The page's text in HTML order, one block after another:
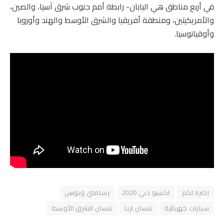
في أربع مناطق هي اليابان- رابطة أمم جنوب شرق آسيا، والصين،
والأمريكيتين، ومنطقة أفريقيا والشرق الأوسط والهند وأوروبا
وأوقيانوسيا.
اخترنا لكم اكسبو دبي 2020
رسامني ويونس
سيارات كهربائية
نيسان اريا نيسان الشرق الأوسط